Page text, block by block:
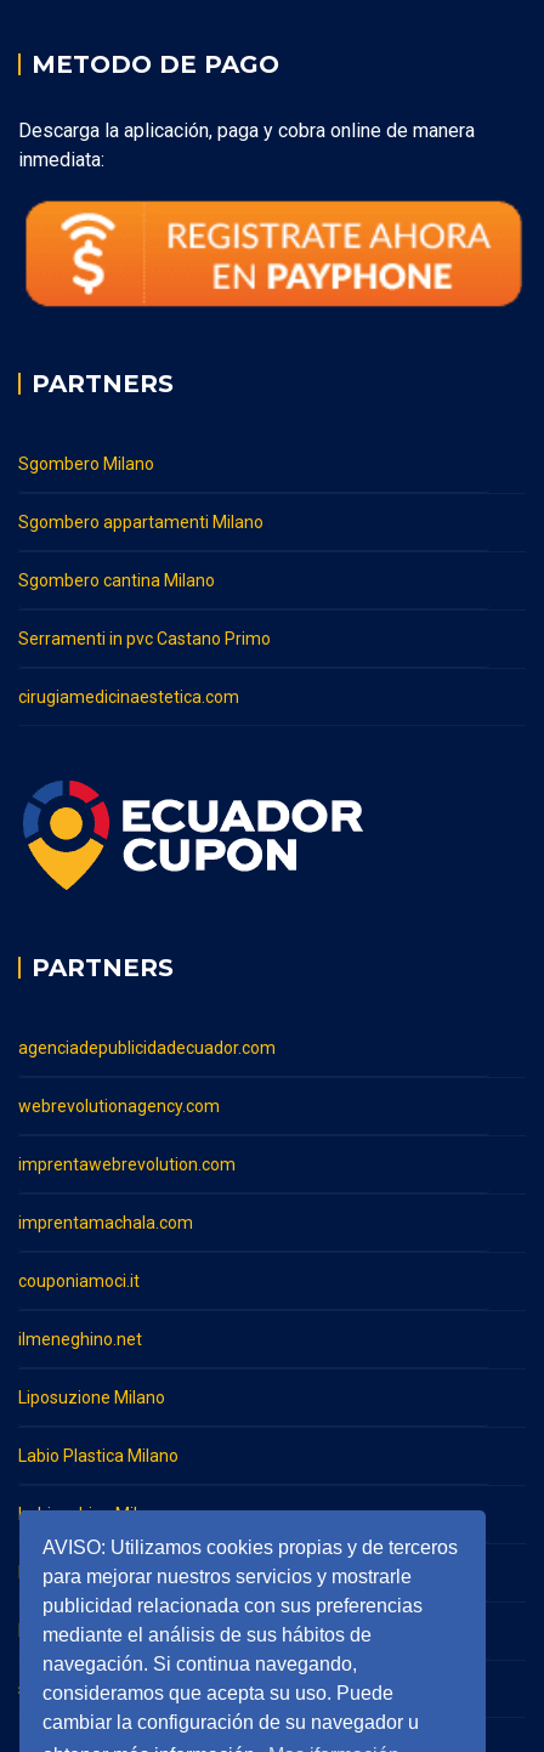
AVISO: Utilizamos cookies propias y de terceros
para mejorar nuestros servicios y mostrarle
publicidad relacionada con sus preferencias
mediante el análisis de sus hábitos de
navegación. Si continua navegando,
consideramos que acepta su uso. Puede
cambiar la configuración de su navegador u
METODO DE PAGO
Descarga la aplicación, paga y cobra online de manera
inmediata:
PARTNERS
Sgombero Milano
Sgombero appartamenti Milano
Sgombero cantina Milano
Serramenti in pvc Castano Primo
cirugiamedicinaestetica.com
PARTNERS
agenciadepublicidadecuador.com
webrevolutionagency.com
imprentawebrevolution.com
imprentamachala.com
couponiamoci.it
ilmeneghino.net
Liposuzione Milano
Labio Plastica Milano
Imbianchino Milano
Impresa di pulizie Milano
Impresa di pulizie Monza
serramentieinfissimilano.it